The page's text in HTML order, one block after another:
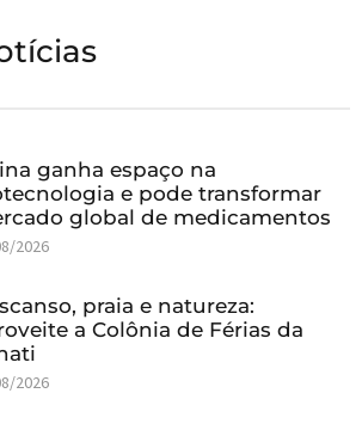
ganha espaço na
e pode transformar
global de medicamentos
2026
praia e natureza:
a Colônia de Férias da
2026